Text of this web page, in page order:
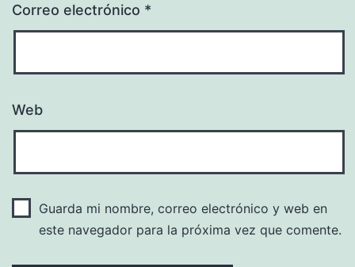
Correo electrónico *
Web
Guarda mi nombre, correo electrónico y web en
este navegador para la próxima vez que comente.